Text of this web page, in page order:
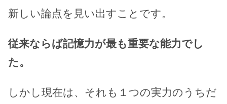
新しい論点を見い出すことです。
従来ならば記憶力が最も重要な能力でし
た。
しかし現在は、それも１つの実力のうちだ